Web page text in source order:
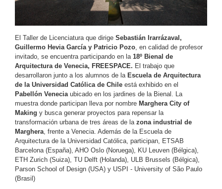
El Taller de Licenciatura que dirige Sebastián Irarrázaval,
Guillermo Hevia García y Patricio Pozo , en calidad de profesor
invitado, se encuentra participando en la 18º Bienal de
Arquitectura de Venecia, FREESPACE. El trabajo que
desarrollaron junto a los alumnos de la Escuela de Arquitectura
de la Universidad Católica de Chile está exhibido en el
Pabellón Venecia ubicado en los jardines de la Bienal. La
muestra donde participan lleva por nombre Marghera City of
Making y busca generar proyectos para repensar la
transformación urbana de tres áreas de la zona industrial de
Marghera , frente a Venecia. Además de la Escuela de
Arquitectura de la Universidad Católica, participan, ETSAB
Barcelona (España), AHO Oslo (Noruega), KU Leuven (Bélgica),
ETH Zurich (Suiza), TU Delft (Holanda), ULB Brussels (Bélgica),
Parson School of Design (USA) y USPI - University of São Paulo
(Brasil)